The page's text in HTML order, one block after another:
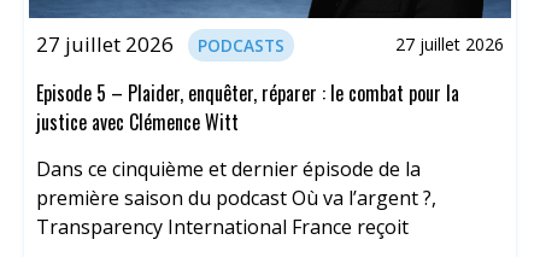
27 juillet 2026 PODCASTS 27 juillet 2026
Episode 5 – Plaider, enquêter, réparer : le combat pour la
justice avec Clémence Witt
Dans ce cinquième et dernier épisode de la
première saison du podcast Où va l’argent ?,
Transparency International France reçoit